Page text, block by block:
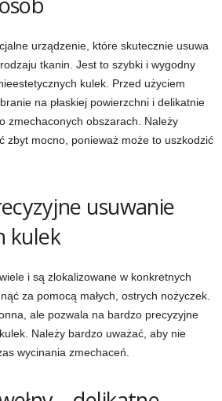
urządzenie, które skutecznie usuwa
tkanin. Jest to szybki i wygodny
kulek. Przed użyciem
na płaskiej powierzchni i delikatnie
zmechaconych obszarach. Należy
zbyt mocno, ponieważ może to uszkodzić
usuwanie
kulek
i są zlokalizowane w konkretnych
za pomocą małych, ostrych nożyczek.
ale pozwala na bardzo precyzyjne
Należy bardzo uważać, aby nie
wycinania zmechaceń.